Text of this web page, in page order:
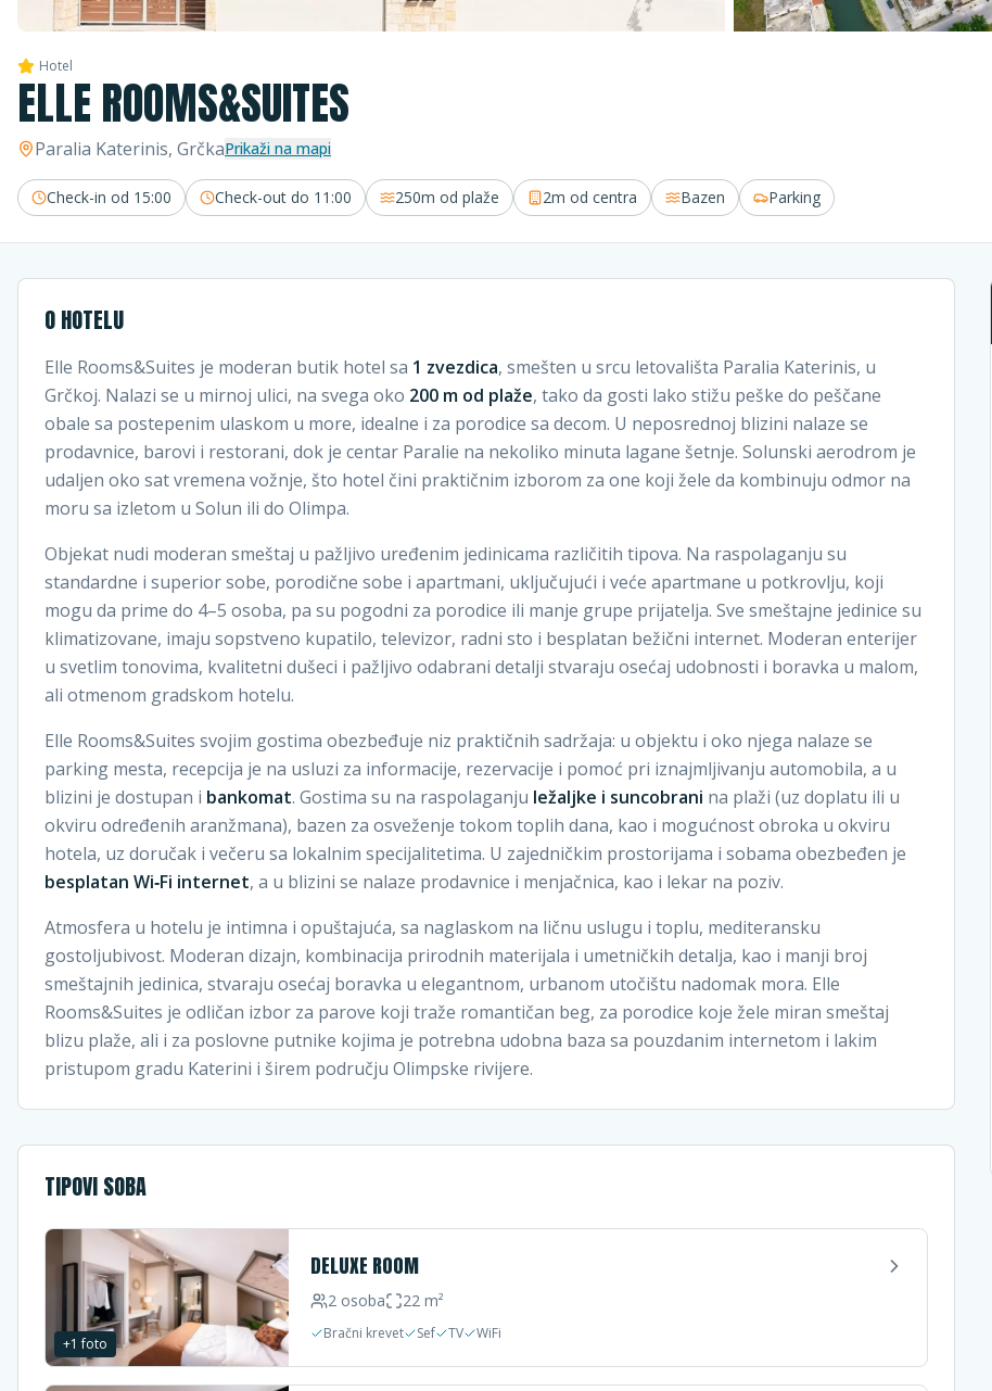
Hotel
ELLE ROOMS&SUITES
Paralia Katerinis, GrčkaPrikaži na mapi
Check-in od 15:00 Check-out do 11:00 250m od plaže 2m od centra Bazen Parking
O HOTELU
Elle Rooms&Suites je moderan butik hotel sa 1 zvezdica, smešten u srcu letovališta Paralia Katerinis, u
Grčkoj. Nalazi se u mirnoj ulici, na svega oko 200 m od plaže, tako da gosti lako stižu peške do peščane
obale sa postepenim ulaskom u more, idealne i za porodice sa decom. U neposrednoj blizini nalaze se
prodavnice, barovi i restorani, dok je centar Paralie na nekoliko minuta lagane šetnje. Solunski aerodrom je
udaljen oko sat vremena vožnje, što hotel čini praktičnim izborom za one koji žele da kombinuju odmor na
moru sa izletom u Solun ili do Olimpa.
Objekat nudi moderan smeštaj u pažljivo uređenim jedinicama različitih tipova. Na raspolaganju su
standardne i superior sobe, porodične sobe i apartmani, uključujući i veće apartmane u potkrovlju, koji
mogu da prime do 4–5 osoba, pa su pogodni za porodice ili manje grupe prijatelja. Sve smeštajne jedinice su
klimatizovane, imaju sopstveno kupatilo, televizor, radni sto i besplatan bežični internet. Moderan enterijer
u svetlim tonovima, kvalitetni dušeci i pažljivo odabrani detalji stvaraju osećaj udobnosti i boravka u malom,
ali otmenom gradskom hotelu.
Elle Rooms&Suites svojim gostima obezbeđuje niz praktičnih sadržaja: u objektu i oko njega nalaze se
parking mesta, recepcija je na usluzi za informacije, rezervacije i pomoć pri iznajmljivanju automobila, a u
blizini je dostupan i bankomat. Gostima su na raspolaganju ležaljke i suncobrani na plaži (uz doplatu ili u
okviru određenih aranžmana), bazen za osveženje tokom toplih dana, kao i mogućnost obroka u okviru
hotela, uz doručak i večeru sa lokalnim specijalitetima. U zajedničkim prostorijama i sobama obezbeđen je
besplatan Wi‑Fi internet, a u blizini se nalaze prodavnice i menjačnica, kao i lekar na poziv.
Atmosfera u hotelu je intimna i opuštajuća, sa naglaskom na ličnu uslugu i toplu, mediteransku
gostoljubivost. Moderan dizajn, kombinacija prirodnih materijala i umetničkih detalja, kao i manji broj
smeštajnih jedinica, stvaraju osećaj boravka u elegantnom, urbanom utočištu nadomak mora. Elle
Rooms&Suites je odličan izbor za parove koji traže romantičan beg, za porodice koje žele miran smeštaj
blizu plaže, ali i za poslovne putnike kojima je potrebna udobna baza sa pouzdanim internetom i lakim
pristupom gradu Katerini i širem području Olimpske rivijere.
TIPOVI SOBA
+1 foto
DELUXE ROOM
2 osoba 22 m²
Bračni krevet Sef TV WiFi